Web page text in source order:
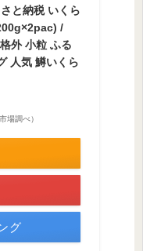
と納税 いくら
/
外 小粒 ふる
人気 鱒いくら
場調べ）
グ